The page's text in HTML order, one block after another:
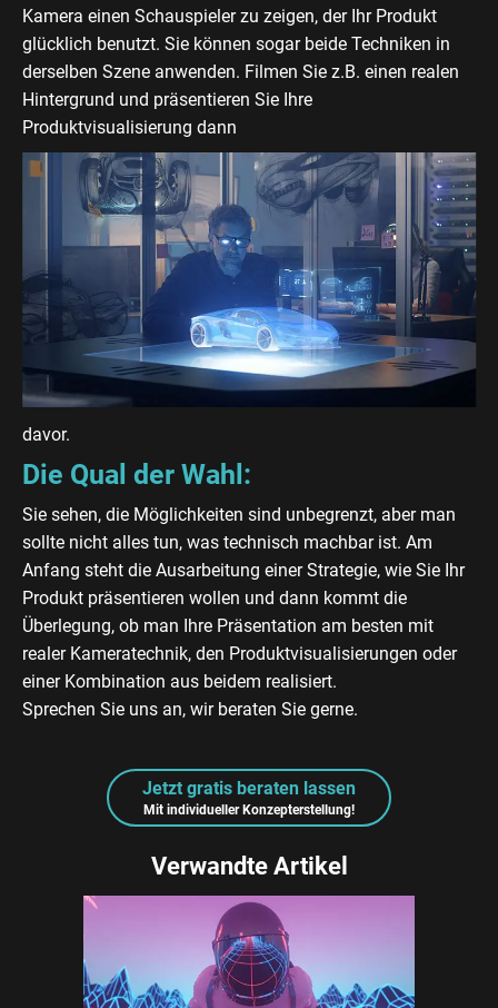
Kamera einen Schauspieler zu zeigen, der Ihr Produkt
glücklich benutzt. Sie können sogar beide Techniken in
derselben Szene anwenden. Filmen Sie z.B. einen realen
Hintergrund und präsentieren Sie Ihre
Produktvisualisierung dann
davor.
Die Qual der Wahl:
Sie sehen, die Möglichkeiten sind unbegrenzt, aber man
sollte nicht alles tun, was technisch machbar ist. Am
Anfang steht die Ausarbeitung einer Strategie, wie Sie Ihr
Produkt präsentieren wollen und dann kommt die
Überlegung, ob man Ihre Präsentation am besten mit
realer Kameratechnik, den Produktvisualisierungen oder
einer Kombination aus beidem realisiert.
Sprechen Sie uns an, wir beraten Sie gerne.
Jetzt gratis beraten lassen
Mit individueller Konzepterstellung!
Verwandte Artikel